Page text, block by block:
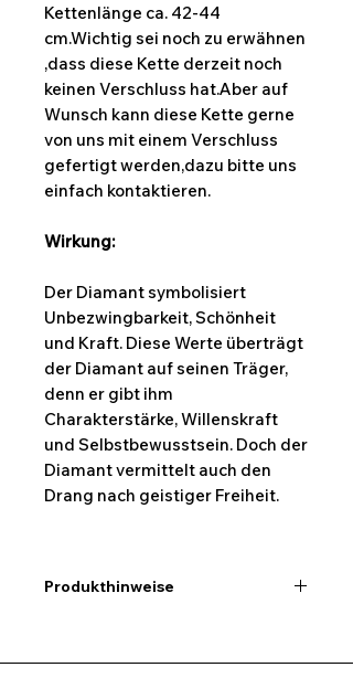
Kettenlänge ca. 42-44
cm.Wichtig sei noch zu erwähnen
,dass diese Kette derzeit noch
keinen Verschluss hat.Aber auf
Wunsch kann diese Kette gerne
von uns mit einem Verschluss
gefertigt werden,dazu bitte uns
einfach kontaktieren.
Wirkung:
Der Diamant symbolisiert
Unbezwingbarkeit, Schönheit
und Kraft. Diese Werte überträgt
der Diamant auf seinen Träger,
denn er gibt ihm
Charakterstärke, Willenskraft
und Selbstbewusstsein. Doch der
Diamant vermittelt auch den
Drang nach geistiger Freiheit.
Produkthinweise